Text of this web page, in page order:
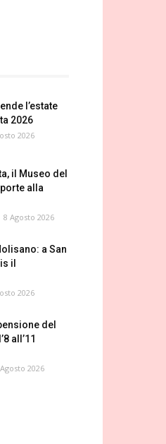
l’estate
2026
2026
il Museo del
alla
8 Agosto 2026
a San
il
2026
del
all’11
2026